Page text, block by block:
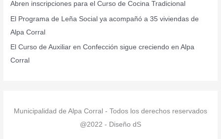
r
:
Abren inscripciones para el Curso de Cocina Tradicional
El Programa de Leña Social ya acompañó a 35 viviendas de
Alpa Corral
El Curso de Auxiliar en Confección sigue creciendo en Alpa
Corral
Municipalidad de Alpa Corral - Todos los derechos reservados
@2022 - Diseño dS